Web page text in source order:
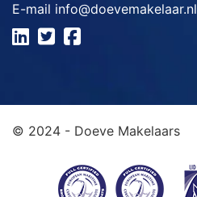
E-mail info@doevemakelaar.nl
© 2024 - Doeve Makelaars